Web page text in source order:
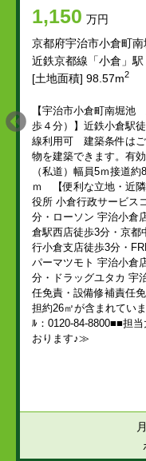
1,150 万円
京都府宇治市小倉町南
近鉄京都線「小倉」
[土地面積] 98.57m2
【宇治市小倉町南堀
歩４分）】近鉄小倉駅
線利用可 建築条件はご
物を建築できます。有
（私道）幅員5ｍ接道
ｍ 【便利な立地・近
役所 小倉行政サービス
分・ローソン 宇治小倉
倉駅西店徒歩3分・京都
行小倉支店徒歩3分・
パーマツモト 宇治小倉
分・ドラッグユタカ 宇
任免責・設備修補責任
担約26㎡が含まれてい
ﾙ：0120-84-8800■■担
おります♪≫